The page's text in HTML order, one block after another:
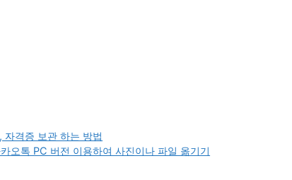
자격증 보관 하는 방법
오톡 PC 버전 이용하여 사진이나 파일 옮기기